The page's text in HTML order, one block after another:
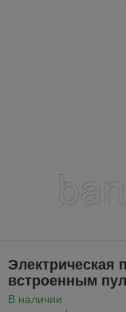
Электрическая
встроенным
В наличии